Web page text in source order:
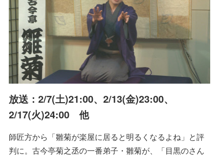
放送：2/7(土)21:00、2/13(金)23:00、
2/17(火)24:00 他
師匠方から「雛菊が楽屋に居ると明るくなるよね」と評
判に。古今亭菊之丞の一番弟子・雛菊が、「目黒のさん